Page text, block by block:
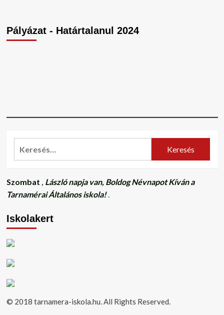
Pályázat - Határtalanul 2024
Szombat , László napja van, Boldog Névnapot Kíván a
Tarnamérai Általános iskola!.
Iskolakert
© 2018 tarnamera-iskola.hu. All Rights Reserved.